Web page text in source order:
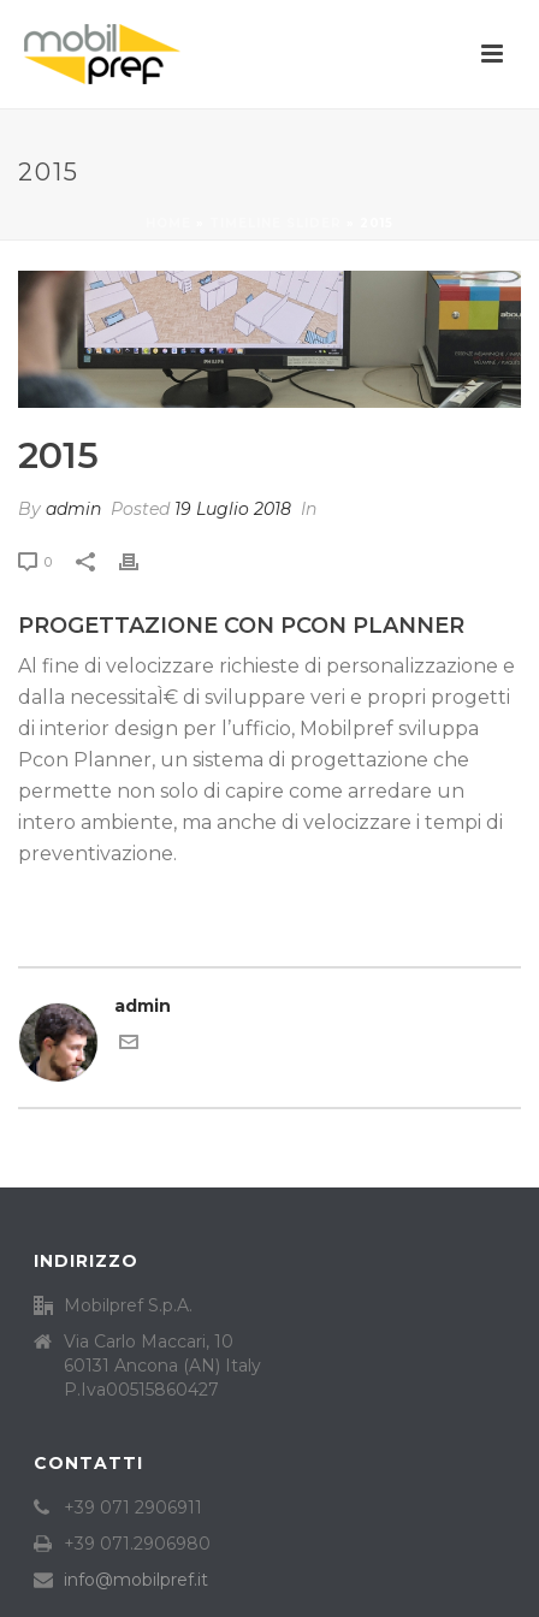
2015
2015
By admin Posted 19 Luglio 2018 In
0
PROGETTAZIONE CON PCON PLANNER
Al fine di velocizzare richieste di personalizzazione e
dalla necessitaÌ€ di sviluppare veri e propri progetti
di interior design per l’ufficio, Mobilpref sviluppa
Pcon Planner, un sistema di progettazione che
permette non solo di capire come arredare un
intero ambiente, ma anche di velocizzare i tempi di
preventivazione.
admin
INDIRIZZO
Mobilpref S.p.A.
Via Carlo Maccari, 10
60131 Ancona (AN) Italy
P.Iva00515860427
CONTATTI
+39 071 2906911
+39 071.2906980
info@mobilpref.it